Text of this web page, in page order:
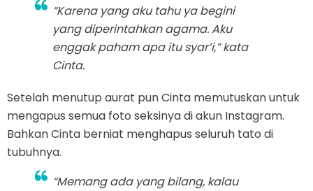
“Karena yang aku tahu ya begini
yang diperintahkan agama. Aku
enggak paham apa itu syar’i,” kata
Cinta.
Setelah menutup aurat pun Cinta memutuskan untuk
mengapus semua foto seksinya di akun Instagram.
Bahkan Cinta berniat menghapus seluruh tato di
tubuhnya.
“Memang ada yang bilang, kalau